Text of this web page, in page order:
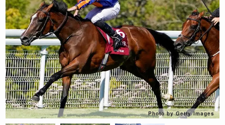
Photo by Getty Images